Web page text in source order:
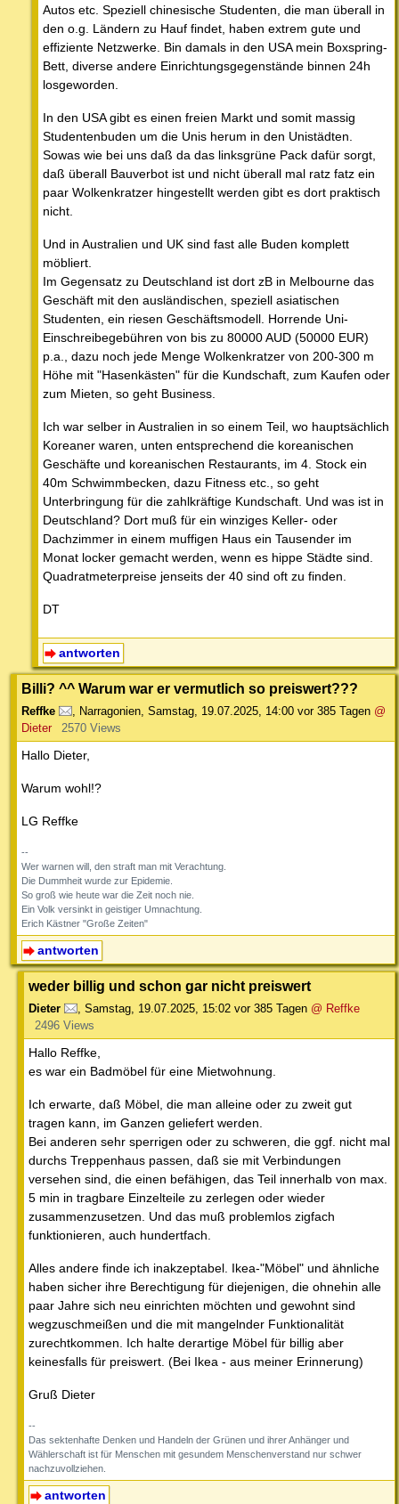
Autos etc. Speziell chinesische Studenten, die man überall in
den o.g. Ländern zu Hauf findet, haben extrem gute und
effiziente Netzwerke. Bin damals in den USA mein Boxspring-
Bett, diverse andere Einrichtungsgegenstände binnen 24h
losgeworden.
In den USA gibt es einen freien Markt und somit massig
Studentenbuden um die Unis herum in den Unistädten.
Sowas wie bei uns daß da das linksgrüne Pack dafür sorgt,
daß überall Bauverbot ist und nicht überall mal ratz fatz ein
paar Wolkenkratzer hingestellt werden gibt es dort praktisch
nicht.
Und in Australien und UK sind fast alle Buden komplett
möbliert.
Im Gegensatz zu Deutschland ist dort zB in Melbourne das
Geschäft mit den ausländischen, speziell asiatischen
Studenten, ein riesen Geschäftsmodell. Horrende Uni-
Einschreibegebühren von bis zu 80000 AUD (50000 EUR)
p.a., dazu noch jede Menge Wolkenkratzer von 200-300 m
Höhe mit "Hasenkästen" für die Kundschaft, zum Kaufen oder
zum Mieten, so geht Business.
Ich war selber in Australien in so einem Teil, wo hauptsächlich
Koreaner waren, unten entsprechend die koreanischen
Geschäfte und koreanischen Restaurants, im 4. Stock ein
40m Schwimmbecken, dazu Fitness etc., so geht
Unterbringung für die zahlkräftige Kundschaft. Und was ist in
Deutschland? Dort muß für ein winziges Keller- oder
Dachzimmer in einem muffigen Haus ein Tausender im
Monat locker gemacht werden, wenn es hippe Städte sind.
Quadratmeterpreise jenseits der 40 sind oft zu finden.
DT
antworten
Billi? ^^ Warum war er vermutlich so preiswert???
Reffke , Narragonien, Samstag, 19.07.2025, 14:00 vor 385 Tagen @
Dieter
2570 Views
Hallo Dieter,
Warum wohl!?
LG Reffke
--
Wer warnen will, den straft man mit Verachtung.
Die Dummheit wurde zur Epidemie.
So groß wie heute war die Zeit noch nie.
Ein Volk versinkt in geistiger Umnachtung.
Erich Kästner "Große Zeiten"
antworten
weder billig und schon gar nicht preiswert
Dieter , Samstag, 19.07.2025, 15:02 vor 385 Tagen @ Reffke
2496 Views
Hallo Reffke,
es war ein Badmöbel für eine Mietwohnung.
Ich erwarte, daß Möbel, die man alleine oder zu zweit gut
tragen kann, im Ganzen geliefert werden.
Bei anderen sehr sperrigen oder zu schweren, die ggf. nicht mal
durchs Treppenhaus passen, daß sie mit Verbindungen
versehen sind, die einen befähigen, das Teil innerhalb von max.
5 min in tragbare Einzelteile zu zerlegen oder wieder
zusammenzusetzen. Und das muß problemlos zigfach
funktionieren, auch hundertfach.
Alles andere finde ich inakzeptabel. Ikea-"Möbel" und ähnliche
haben sicher ihre Berechtigung für diejenigen, die ohnehin alle
paar Jahre sich neu einrichten möchten und gewohnt sind
wegzuschmeißen und die mit mangelnder Funktionalität
zurechtkommen. Ich halte derartige Möbel für billig aber
keinesfalls für preiswert. (Bei Ikea - aus meiner Erinnerung)
Gruß Dieter
--
Das sektenhafte Denken und Handeln der Grünen und ihrer Anhänger und
Wählerschaft ist für Menschen mit gesundem Menschenverstand nur schwer
nachzuvollziehen.
antworten